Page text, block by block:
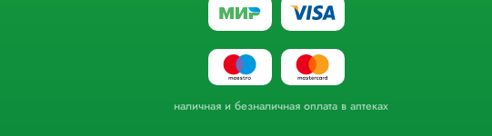
наличная и безналичная оплата в аптеках